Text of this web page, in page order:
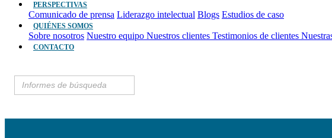
PERSPECTIVAS
Comunicado de prensa Liderazgo intelectual Blogs Estudios de caso
QUIÉNES SOMOS
Sobre nosotros Nuestro equipo Nuestros clientes Testimonios de clientes
CONTACTO